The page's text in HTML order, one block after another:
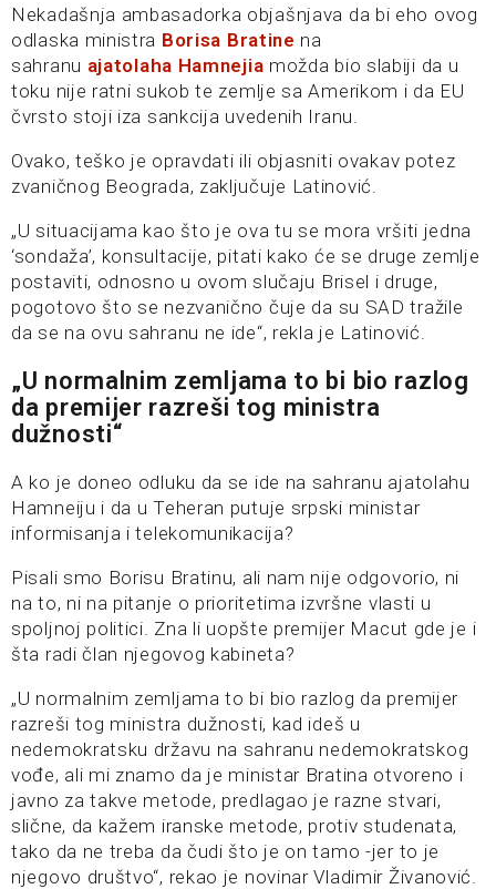
Nekadašnja ambasadorka objašnjava da bi eho ovog
odlaska ministra Borisa Bratine na
sahranu ajatolaha Hamnejia možda bio slabiji da u
toku nije ratni sukob te zemlje sa Amerikom i da EU
čvrsto stoji iza sankcija uvedenih Iranu.
Ovako, teško je opravdati ili objasniti ovakav potez
zvaničnog Beograda, zaključuje Latinović.
„U situacijama kao što je ova tu se mora vršiti jedna
‘sondaža’, konsultacije, pitati kako će se druge zemlje
postaviti, odnosno u ovom slučaju Brisel i druge,
pogotovo što se nezvanično čuje da su SAD tražile
da se na ovu sahranu ne ide“, rekla je Latinović.
„U normalnim zemljama to bi bio razlog
da premijer razreši tog ministra
dužnosti“
A ko je doneo odluku da se ide na sahranu ajatolahu
Hamneiju i da u Teheran putuje srpski ministar
informisanja i telekomunikacija?
Pisali smo Borisu Bratinu, ali nam nije odgovorio, ni
na to, ni na pitanje o prioritetima izvršne vlasti u
spoljnoj politici. Zna li uopšte premijer Macut gde je i
šta radi član njegovog kabineta?
„U normalnim zemljama to bi bio razlog da premijer
razreši tog ministra dužnosti, kad ideš u
nedemokratsku državu na sahranu nedemokratskog
vođe, ali mi znamo da je ministar Bratina otvoreno i
javno za takve metode, predlagao je razne stvari,
slične, da kažem iranske metode, protiv studenata,
tako da ne treba da čudi što je on tamo -jer to je
njegovo društvo“, rekao je novinar Vladimir Živanović.